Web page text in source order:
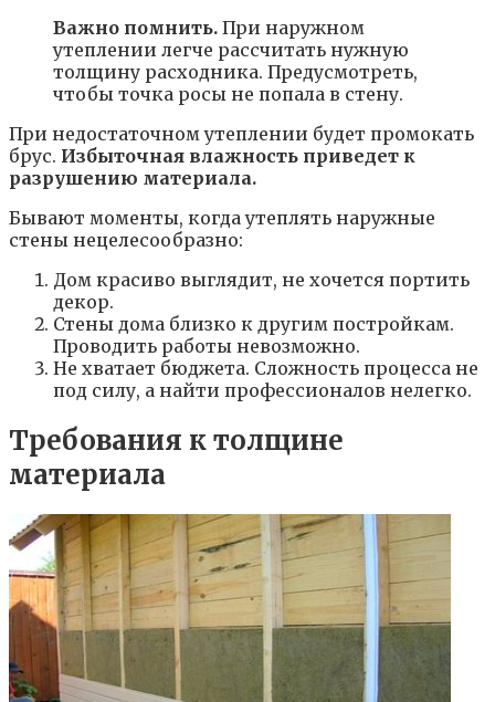
Важно помнить. При наружном
утеплении легче рассчитать нужную
толщину расходника. Предусмотреть,
чтобы точка росы не попала в стену.
При недостаточном утеплении будет промокать
брус. Избыточная влажность приведет к
разрушению материала.
Бывают моменты, когда утеплять наружные
стены нецелесообразно:
Дом красиво выглядит, не хочется портить
декор.
Стены дома близко к другим постройкам.
Проводить работы невозможно.
Не хватает бюджета. Сложность процесса не
под силу, а найти профессионалов нелегко.
Требования к толщине
материала